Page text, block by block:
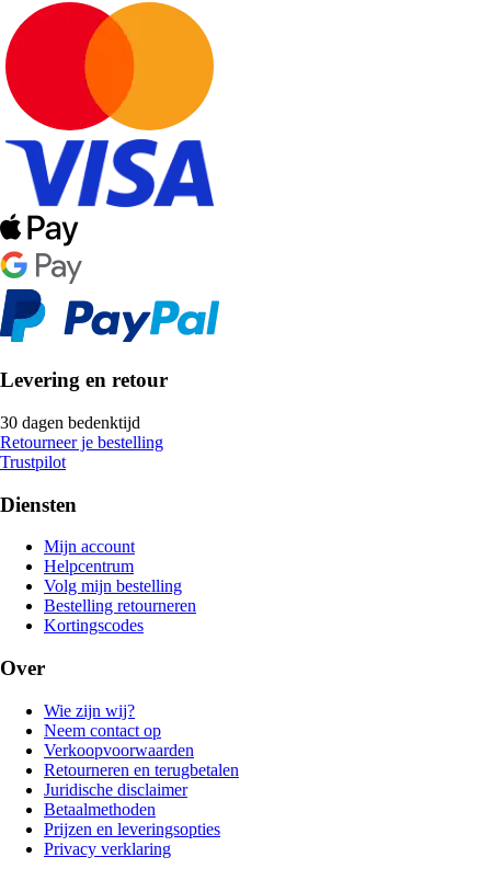
Levering en retour
30 dagen bedenktijd
Retourneer je bestelling
Trustpilot
Diensten
Mijn account
Helpcentrum
Volg mijn bestelling
Bestelling retourneren
Kortingscodes
Over
Wie zijn wij?
Neem contact op
Verkoopvoorwaarden
Retourneren en terugbetalen
Juridische disclaimer
Betaalmethoden
Prijzen en leveringsopties
Privacy verklaring